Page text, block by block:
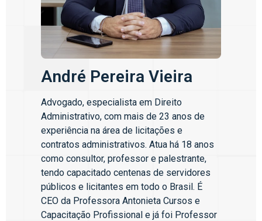
André Pereira Vieira
Advogado, especialista em Direito
Administrativo, com mais de 23 anos de
experiência na área de licitações e
contratos administrativos. Atua há 18 anos
como consultor, professor e palestrante,
tendo capacitado centenas de servidores
públicos e licitantes em todo o Brasil. É
CEO da Professora Antonieta Cursos e
Capacitação Profissional e já foi Professor